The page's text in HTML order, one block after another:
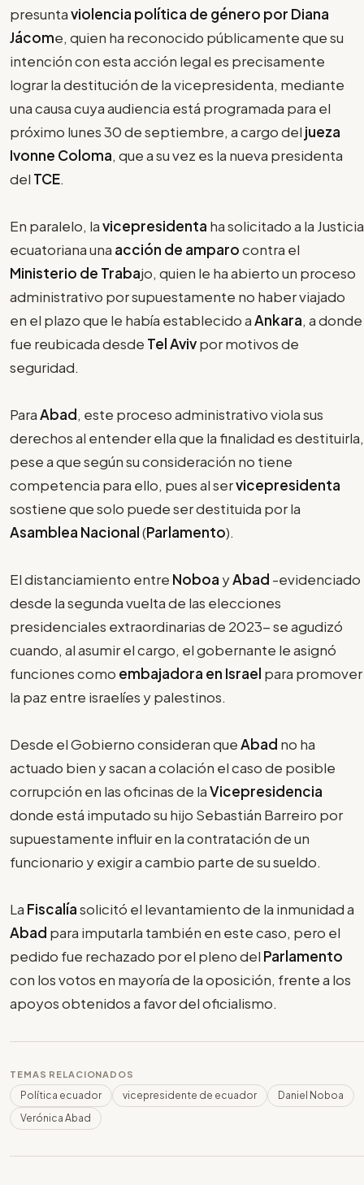
presuntaviolencia política de género por Diana
Jácome, quien ha reconocido públicamente que su
intención con esta acción legal es precisamente
lograr la destitución de la vicepresidenta, mediante
una causa cuya audiencia está programada para el
próximo lunes 30 de septiembre, a cargo del jueza
Ivonne Coloma, que a su vez es la nueva presidenta
del TCE.
En paralelo, lavicepresidenta ha solicitado a la Justicia
ecuatoriana una acción de amparocontra el
Ministerio de Trabajo, quien le ha abierto un proceso
administrativo por supuestamente no haber viajado
en el plazo que le había establecido aAnkara, a donde
fue reubicada desde Tel Avivpor motivos de
seguridad.
ParaAbad, este proceso administrativo viola sus
derechos al entender ella que la finalidad es destituirla,
pese a que según su consideración no tiene
competencia para ello, pues al servicepresidenta
sostiene que solo puede ser destituida por la
Asamblea Nacional(Parlamento).
El distanciamiento entre Noboa yAbad -evidenciado
desde la segunda vuelta de las elecciones
presidenciales extraordinarias de 2023- se agudizó
cuando, al asumir el cargo, el gobernante le asignó
funciones como embajadora en Israel para promover
la paz entre israelíes y palestinos.
Desde el Gobierno consideran queAbad no ha
actuado bien y sacan a colación el caso de posible
corrupción en las oficinas de laVicepresidencia
donde está imputado su hijo Sebastián Barreiro por
supuestamente influir en la contratación de un
funcionario y exigir a cambio parte de su sueldo.
La Fiscalíasolicitó el levantamiento de la inmunidad a
Abad para imputarla también en este caso, pero el
pedido fue rechazado por el pleno del Parlamento
con los votos en mayoría de la oposición, frente a los
apoyos obtenidos a favor del oficialismo.
TEMAS RELACIONADOS
Política ecuador vicepresidente de ecuador
Daniel Noboa
Verónica Abad